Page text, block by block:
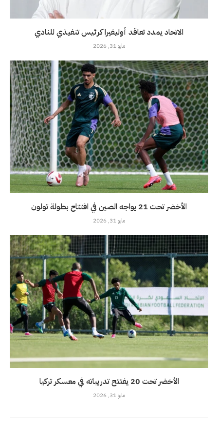
الاتحاد يمدد تعاقد أوليفيرا كرئيس تنفيذي للنادي
مايو 31, 2026
الأخضر تحت 21 يواجه الصين في افتتاح بطولة تولون
مايو 31, 2026
الأخضر تحت 20 يفتتح تدريباته في معسكر تركيا
مايو 31, 2026